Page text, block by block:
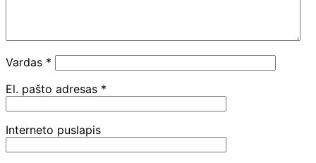
Vardas *
El. pašto adresas *
Interneto puslapis